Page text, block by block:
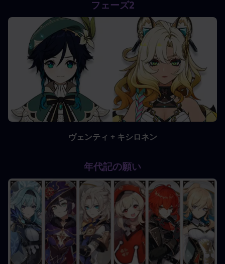
フェーズ2
ヴェンティ + キシロネン
年代記の願い